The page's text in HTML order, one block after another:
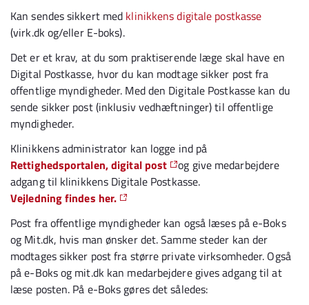
Kan sendes sikkert med klinikkens digitale postkasse
(virk.dk og/eller E-boks).
Det er et krav, at du som praktiserende læge skal have en
Digital Postkasse, hvor du kan modtage sikker post fra
offentlige myndigheder. Med den Digitale Postkasse kan du
sende sikker post (inklusiv vedhæftninger) til offentlige
myndigheder.
Klinikkens administrator kan logge ind på
Rettighedsportalen, digital post
og give medarbejdere
adgang til klinikkens Digitale Postkasse.
Vejledning findes her.
Post fra offentlige myndigheder kan også læses på e-Boks
og Mit.dk, hvis man ønsker det. Samme steder kan der
modtages sikker post fra større private virksomheder. Også
på e-Boks og mit.dk kan medarbejdere gives adgang til at
læse posten. På e-Boks gøres det således: